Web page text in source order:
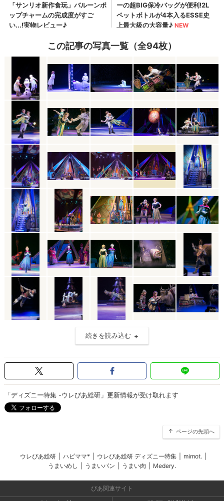
この記事の写真一覧（全94枚）
続きを読み込む
「ディズニー特集 -ウレぴあ総研」更新情報が受け取れます
ページの先頭へ
ウレぴあ総研 ハピママ* ウレぴあ総研 ディズニー特集 mimot.
うまいめし
うまいパン うまい肉 Medery.
ぴあ関連サイト